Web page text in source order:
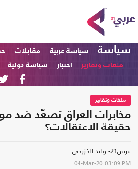
سياسة سياسة عربية مقابلات
ملفات وتقارير
اختبار سياسة دولية
ملفات وتقارير
مخابرات العراق تصعّد ضد
حقيقة الاعتقالات؟
عربي21- وليد الخزرجي
04-Mar-20 03:09 PM